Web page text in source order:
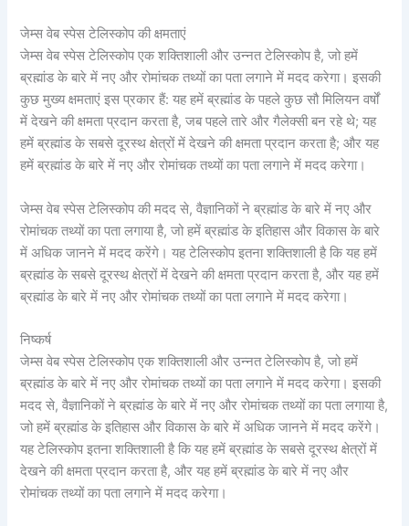
जेम्स वेब स्पेस टेलिस्कोप की क्षमताएं
जेम्स वेब स्पेस टेलिस्कोप एक शक्तिशाली और उन्नत टेलिस्कोप है, जो हमें
ब्रह्मांड के बारे में नए और रोमांचक तथ्यों का पता लगाने में मदद करेगा। इसकी
कुछ मुख्य क्षमताएं इस प्रकार हैं: यह हमें ब्रह्मांड के पहले कुछ सौ मिलियन वर्षों
में देखने की क्षमता प्रदान करता है, जब पहले तारे और गैलेक्सी बन रहे थे; यह
हमें ब्रह्मांड के सबसे दूरस्थ क्षेत्रों में देखने की क्षमता प्रदान करता है; और यह
हमें ब्रह्मांड के बारे में नए और रोमांचक तथ्यों का पता लगाने में मदद करेगा।
जेम्स वेब स्पेस टेलिस्कोप की मदद से, वैज्ञानिकों ने ब्रह्मांड के बारे में नए और
रोमांचक तथ्यों का पता लगाया है, जो हमें ब्रह्मांड के इतिहास और विकास के बारे
में अधिक जानने में मदद करेंगे। यह टेलिस्कोप इतना शक्तिशाली है कि यह हमें
ब्रह्मांड के सबसे दूरस्थ क्षेत्रों में देखने की क्षमता प्रदान करता है, और यह हमें
ब्रह्मांड के बारे में नए और रोमांचक तथ्यों का पता लगाने में मदद करेगा।
निष्कर्ष
जेम्स वेब स्पेस टेलिस्कोप एक शक्तिशाली और उन्नत टेलिस्कोप है, जो हमें
ब्रह्मांड के बारे में नए और रोमांचक तथ्यों का पता लगाने में मदद करेगा। इसकी
मदद से, वैज्ञानिकों ने ब्रह्मांड के बारे में नए और रोमांचक तथ्यों का पता लगाया है,
जो हमें ब्रह्मांड के इतिहास और विकास के बारे में अधिक जानने में मदद करेंगे।
यह टेलिस्कोप इतना शक्तिशाली है कि यह हमें ब्रह्मांड के सबसे दूरस्थ क्षेत्रों में
देखने की क्षमता प्रदान करता है, और यह हमें ब्रह्मांड के बारे में नए और
रोमांचक तथ्यों का पता लगाने में मदद करेगा।